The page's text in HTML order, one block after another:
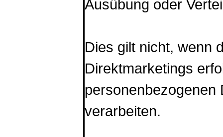
Ausübung oder
Dies gilt nicht, wenn
Direktmarketings
personenbezogenen
verarbeiten.